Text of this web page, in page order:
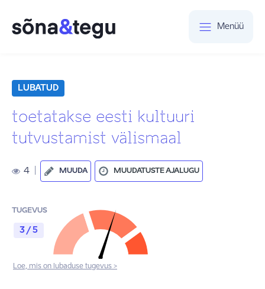
Menüü
LUBATUD
toetatakse eesti kultuuri
tutvustamist välismaal
4 MUUDA MUUDATUSTE AJALUGU
TUGEVUS
3 / 5
Loe, mis on lubaduse tugevus >